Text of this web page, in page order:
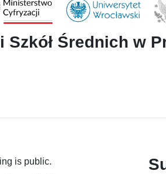
Średnich w
is public.